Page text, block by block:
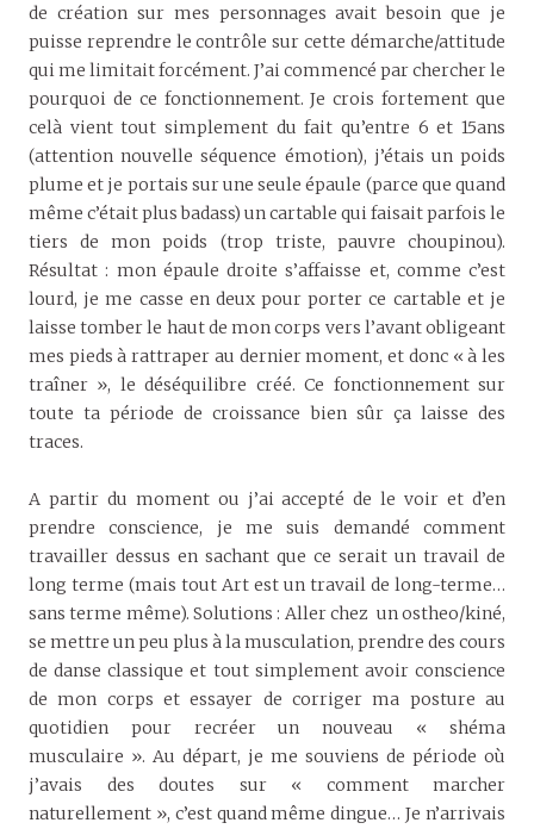
de création sur mes personnages avait besoin que je
puisse reprendre le contrôle sur cette démarche/attitude
qui me limitait forcément. J’ai commencé par chercher le
pourquoi de ce fonctionnement. Je crois fortement que
celà vient tout simplement du fait qu’entre 6 et 15ans
(attention nouvelle séquence émotion), j’étais un poids
plume et je portais sur une seule épaule (parce que quand
même c’était plus badass) un cartable qui faisait parfois le
tiers de mon poids (trop triste, pauvre choupinou).
Résultat : mon épaule droite s’affaisse et, comme c’est
lourd, je me casse en deux pour porter ce cartable et je
laisse tomber le haut de mon corps vers l’avant obligeant
mes pieds à rattraper au dernier moment, et donc « à les
traîner », le déséquilibre créé. Ce fonctionnement sur
toute ta période de croissance bien sûr ça laisse des
traces.
A partir du moment ou j’ai accepté de le voir et d’en
prendre conscience, je me suis demandé comment
travailler dessus en sachant que ce serait un travail de
long terme (mais tout Art est un travail de long-terme…
sans terme même). Solutions : Aller chez un ostheo/kiné,
se mettre un peu plus à la musculation, prendre des cours
de danse classique et tout simplement avoir conscience
de mon corps et essayer de corriger ma posture au
quotidien pour recréer un nouveau « shéma
musculaire ». Au départ, je me souviens de période où
j’avais des doutes sur « comment marcher
naturellement », c’est quand même dingue… Je n’arrivais